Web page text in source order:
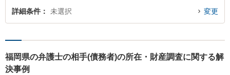
詳細条件 未選択 変更
福岡県の弁護士の相手(債務者)の所在・財産調査に関する解
決事例